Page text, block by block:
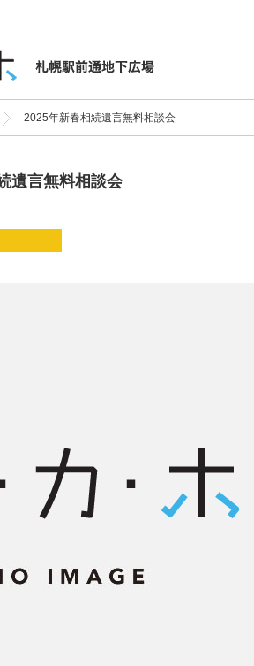
2025年新春相続遺言無料相談会
遺言無料相談会